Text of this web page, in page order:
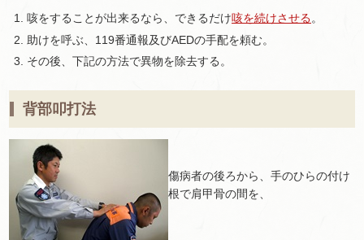
咳をすることが出来るなら、できるだけ咳を続けさせる。
助けを呼ぶ、119番通報及びAEDの手配を頼む。
その後、下記の方法で異物を除去する。
背部叩打法
傷病者の後ろから、手のひらの付け
根で肩甲骨の間を、